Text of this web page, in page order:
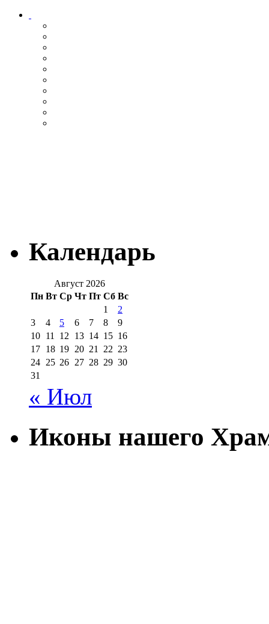
Календарь
Август 2026
Пн Вт Ср Чт Пт Сб Вс
1
2
3
4 5 6 7 8
9
10 11 12 13 14 15 16
17 18 19 20 21 22 23
24 25 26 27 28 29 30
31
« Июл
Иконы нашего